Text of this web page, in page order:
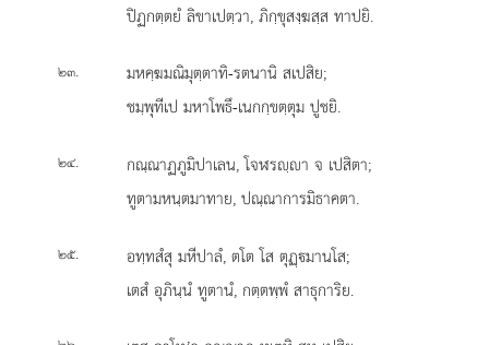
ปิฏกตฺตยํ ลิขาเปตฺวา, ภิกฺขุสงฺฆสฺส ทาปยิ.
๒๓. มหคฺฆมณิมุตฺตาทิ-รตนานิ สเปสิย;
ชมฺพุทีเป มหาโพธึ-เนกกฺขตฺตุม ปูชยิ.
๒๔.
กณฺณาฏภูมิปาเลน, โจฬรฺา จ เปสิตา;
ทูตามหนฺตมาทาย, ปณฺณาการมิธาคตา.
๒๕.
อทฺทสํสุ มหีปาลํ, ตโต โส ตุฏฺมานโส;
เตสํ อุภินฺนํ ทูตานํ, กตฺตพฺพํ สาธุการิย.